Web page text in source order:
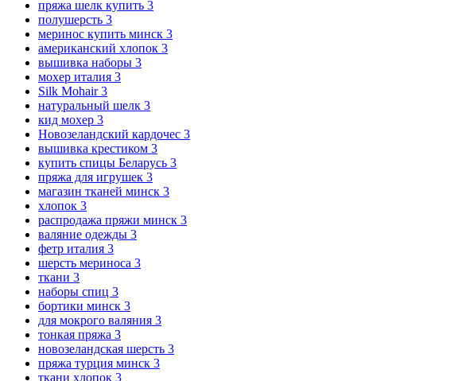
пряжа шелк купить 3
полушерсть 3
меринос купить минск 3
американский хлопок 3
вышивка наборы 3
мохер италия 3
Silk Mohair3
натуральный шелк 3
кид мохер 3
Новозеландский кардочес 3
вышивка крестиком 3
купить спицы Беларусь 3
пряжа для игрушек 3
магазин тканей минск 3
хлопок 3
распродажа пряжи минск 3
валяние одежды 3
фетр италия 3
шерсть мериноса 3
ткани 3
наборы спиц 3
бортики минск 3
для мокрого валяния 3
тонкая пряжа 3
новозеландская шерсть 3
пряжа турция минск 3
ткани хлопок 3